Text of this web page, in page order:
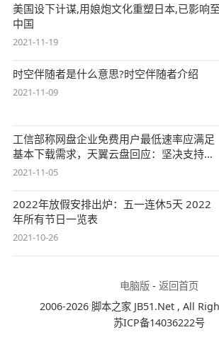
美国设下计谋,用娘炮文化重塑日本,已影响至
中国
2021-11-19
时空伴随者是什么意思?时空伴随者介绍
2021-11-09
工信部称网盘企业免费用户最低速率应满足
基本下载需求，天翼云盘回应：坚决支持，
始终
2021-11-05
2022年放假安排出炉：五一连休5天 2022
年所有节日一览表
2021-10-26
电脑版- 返回首页
2006-2026 脚本之家 JB51.Net , All
苏ICP备14036222号